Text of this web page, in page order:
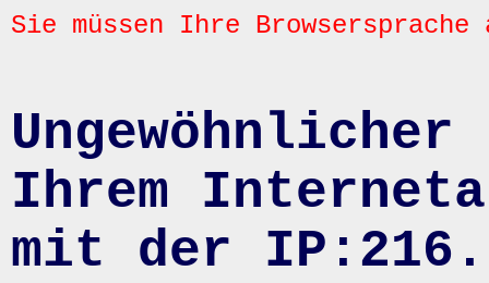
Sie müssen Ihre
Ihrem
mit der